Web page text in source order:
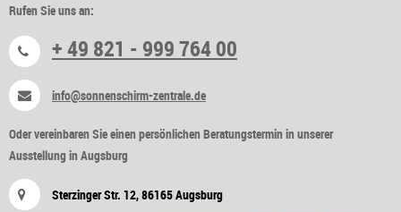
Rufen Sie uns an:
+ 49 821 - 999 764 00
info@sonnenschirm-zentrale.de
Oder vereinbaren Sie einen persönlichen Beratungstermin in unserer
Ausstellung in Augsburg
Sterzinger Str. 12, 86165 Augsburg